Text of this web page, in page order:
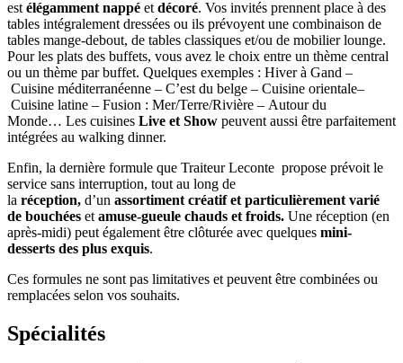
est élégamment nappé et décoré. Vos invités prennent place à des
tables intégralement dressées ou ils prévoyent une combinaison de
tables mange-debout, de tables classiques et/ou de mobilier lounge.
Pour les plats des buffets, vous avez le choix entre un thème central
ou un thème par buffet. Quelques exemples : Hiver à Gand –
Cuisine méditerranéenne – C’est du belge – Cuisine orientale–
Cuisine latine – Fusion : Mer/Terre/Rivière – Autour du
Monde… Les cuisines Live et Show peuvent aussi être parfaitement
intégrées au walking dinner.
Enfin, la dernière formule que Traiteur Leconte propose prévoit le
service sans interruption, tout au long de
la réception, d’un assortiment créatif et particulièrement varié
de bouchées et amuse-gueule chauds et froids. Une réception (en
après-midi) peut également être clôturée avec quelques mini-
desserts des plus exquis.
Ces formules ne sont pas limitatives et peuvent être combinées ou
remplacées selon vos souhaits.
Spécialités